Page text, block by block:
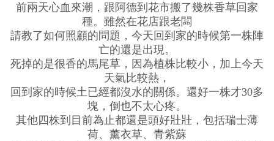
前兩天心血來潮，跟阿德到花市搬了幾株香草回家
種。雖然在花店跟老闆
請教了如何照顧的問題，今天回到家的時候第一株陣
亡的還是出現。
死掉的是很香的馬尾草，因為植株比較小，加上今天
天氣比較熱，
回到家的時候土已經都沒水的關係。還好一株才30多
塊，倒也不太心疼。
其他四株到目前為止都還是頭好壯壯，包括瑞士薄
荷、薰衣草、青紫蘇